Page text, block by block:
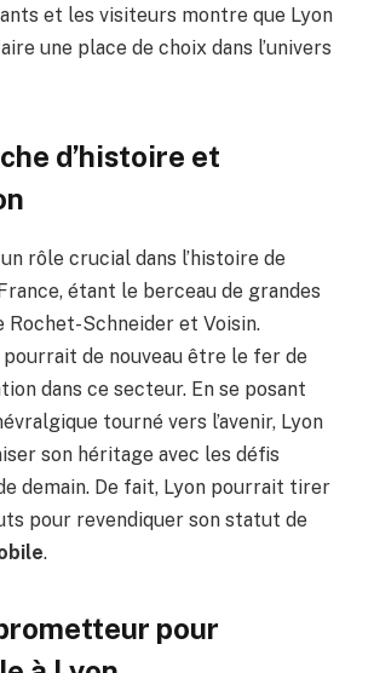
et les visiteurs montre que Lyon
une place de choix dans l’univers
d’histoire et
rôle crucial dans l’histoire de
étant le berceau de grandes
Rochet-Schneider et Voisin.
pourrait de nouveau être le fer de
dans ce secteur. En se posant
tourné vers l’avenir, Lyon
son héritage avec les défis
de demain. De fait, Lyon pourrait tirer
pour revendiquer son statut de
.
pour